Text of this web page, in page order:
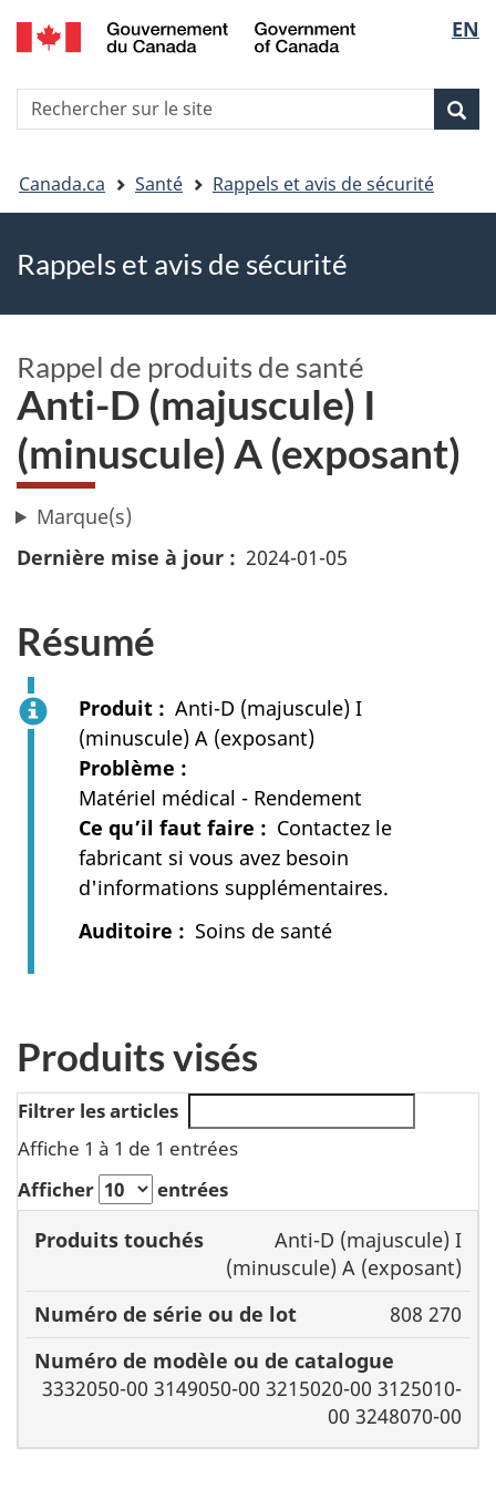
Skip
to
Skip
to
Passer
à
HTML
de
la
EN
Recherche
Vous
êtes
ici
Canada.ca Santé Rappels et avis de sécurité
Rappels et avis de sécurité
Rappel de produits de santé
Anti-D (majuscule) I
(minuscule) A (exposant)
Marque(s)
Dernière mise à jour
2024-01-05
Résumé
Produit
Anti-D (majuscule) I
(minuscule) A (exposant)
Problème
Matériel médical - Rendement
Ce qu’il faut faire
Contactez le
fabricant si vous avez besoin
d'informations supplémentaires.
Auditoire
Soins de santé
Produits visés
Filtrer les articles
Affiche 1 à 1 de 1 entrées
Afficher
entrées
Produits
touchés
Numéro
de série
ou de
lot
Numéro de
modèle ou de
catalogue
Anti-D (majuscule) I
(minuscule) A (exposant)
808 270
3332050-00 3149050-00 3215020-00 3125010-
00 3248070-00